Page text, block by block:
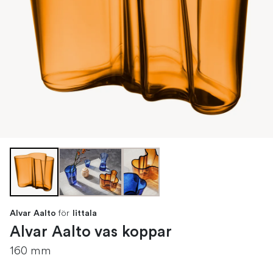
Alvar Aalto för Iittala
Alvar Aalto vas koppar
160 mm